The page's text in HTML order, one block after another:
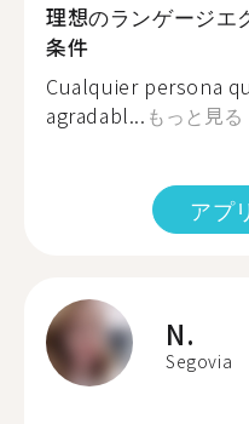
理想のランゲージエ
条件
Cualquier persona
agradabl... もっと見る
アプ
N.
Segovia